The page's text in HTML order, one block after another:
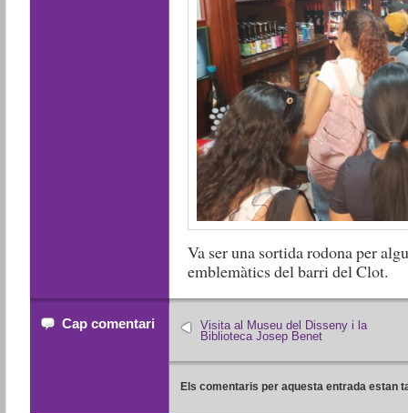
Va ser una sortida rodona per
emblemàtics del barri del Clot.
Cap comentari
Visita al Museu del Disseny i la
Biblioteca Josep Benet
Els comentaris per aquesta entrada estan